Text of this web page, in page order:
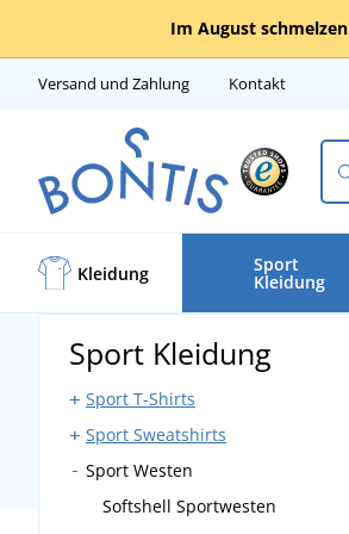
Im August
Versand und Zahlung Kontakt
Kleidung Sport
Kleidung
Sport Kleidung
Sport T-Shirts
Sport Tank Tops
Sport T-Shirts Ärmellos
Sport T-Shirts mit kurzen
Sport Sweatshirts
Sport Sweatshirts mit
Sport Westen
Softshell Sportwesten